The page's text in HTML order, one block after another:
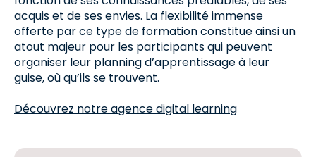
acquis et de ses envies. La flexibilité immense
offerte par ce type de formation constitue ainsi un
atout majeur pour les participants qui peuvent
organiser leur planning d’apprentissage à leur
guise, où qu’ils se trouvent.
Découvrez notre agence digital learning